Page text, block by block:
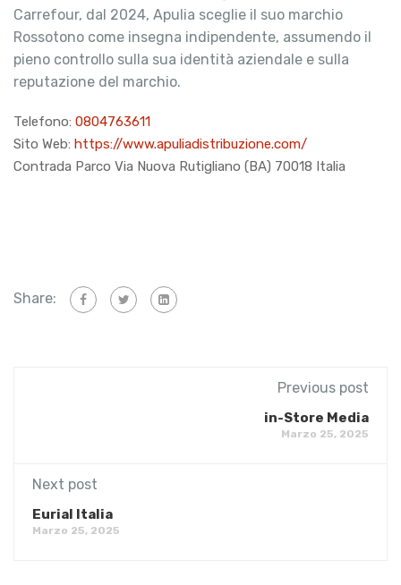
Carrefour, dal 2024, Apulia sceglie il suo marchio
Rossotono come insegna indipendente, assumendo il
pieno controllo sulla sua identità aziendale e sulla
reputazione del marchio.
Telefono: 0804763611
Sito Web: https://www.apuliadistribuzione.com/
Contrada Parco Via Nuova Rutigliano (BA) 70018 Italia
Share:
Previous post
in-Store Media
Marzo 25, 2025
Next post
Eurial Italia
Marzo 25, 2025